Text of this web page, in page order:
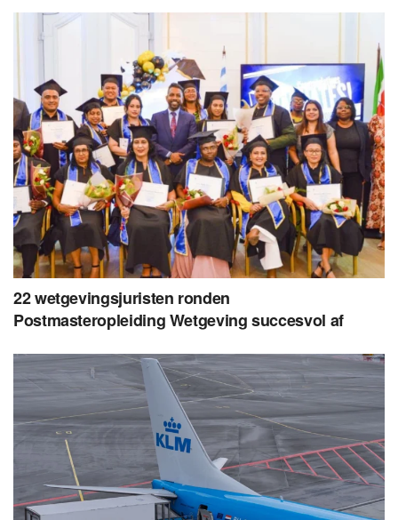
22 wetgevingsjuristen ronden
Postmasteropleiding Wetgeving succesvol af